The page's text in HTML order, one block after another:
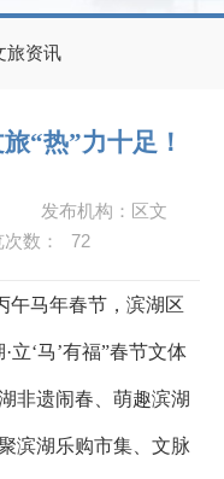
旅资讯
“热”力十足！
发布机构：区文
数： 72
午马年春节，滨湖区
‘马’有福”春节文体
非遗闹春、萌趣滨湖
滨湖乐购市集、文脉